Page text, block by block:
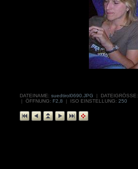
DATEINAME: suedtirol0690.JPG | DATEIGRÖSSE:
|
ÖFFNUNG: F2,8 | ISO EINSTELLUNG: 250